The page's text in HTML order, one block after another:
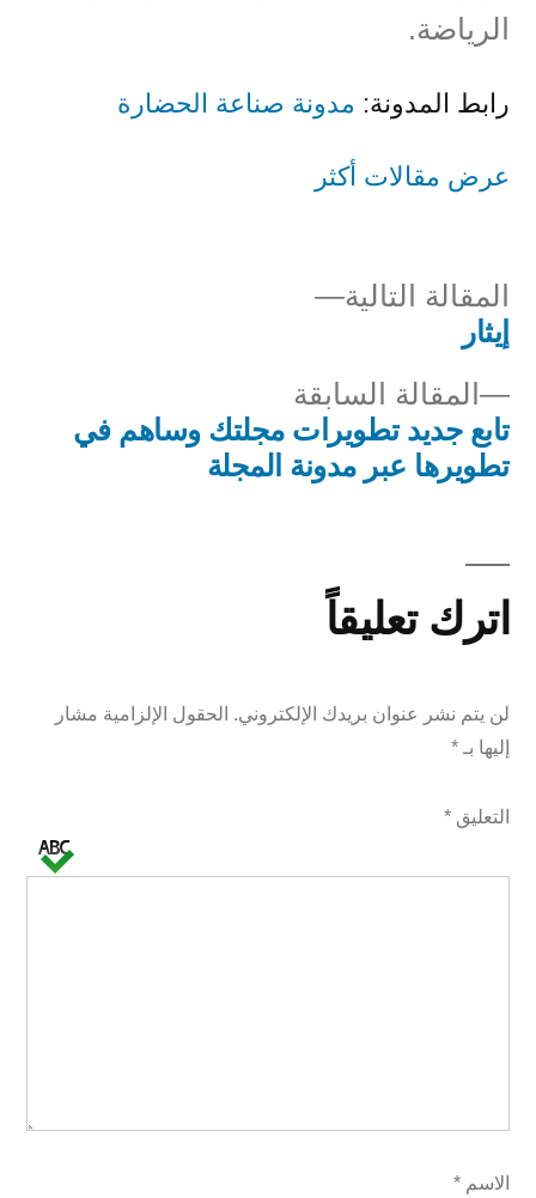
الرياضة.
رابط المدونة: مدونة صناعة الحضارة
عرض مقالات أكثر
تصفّح
المقالات
المقالة السابقة
السابقة:
تابع جديد تطويرات مجلتك وساهم في
تطويرها عبر مدونة المجلة
المقالة التالية
المقالة
إيثار
اترك تعليقاً
لن يتم نشر عنوان بريدك الإلكتروني. الحقول الإلزامية مشار
إليها بـ *
التعليق *
الاسم *